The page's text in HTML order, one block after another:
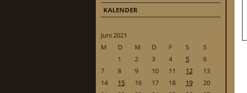
KALENDER
Juni 2021
M
D M D F S
S
1
2 3 4 5
6
7
8 9 10 11 12
13
14
15 16 17 18 19
20